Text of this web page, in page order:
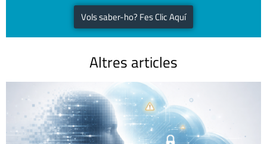
Vols saber-ho? Fes Clic Aquí
Altres articles